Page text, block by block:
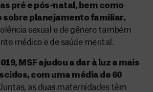
pré e pós-natal, bem como
sobre planejamento familiar.
sexual e de gênero também
médico e de saúde mental.
MSF ajudou a dar à luz a mais
com uma média de 60
as duas maternidades têm